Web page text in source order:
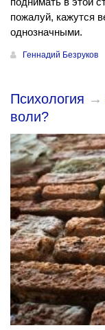
пожалуй, кажутся
однозначными.
Геннадий Безруков
Психология →
воли?